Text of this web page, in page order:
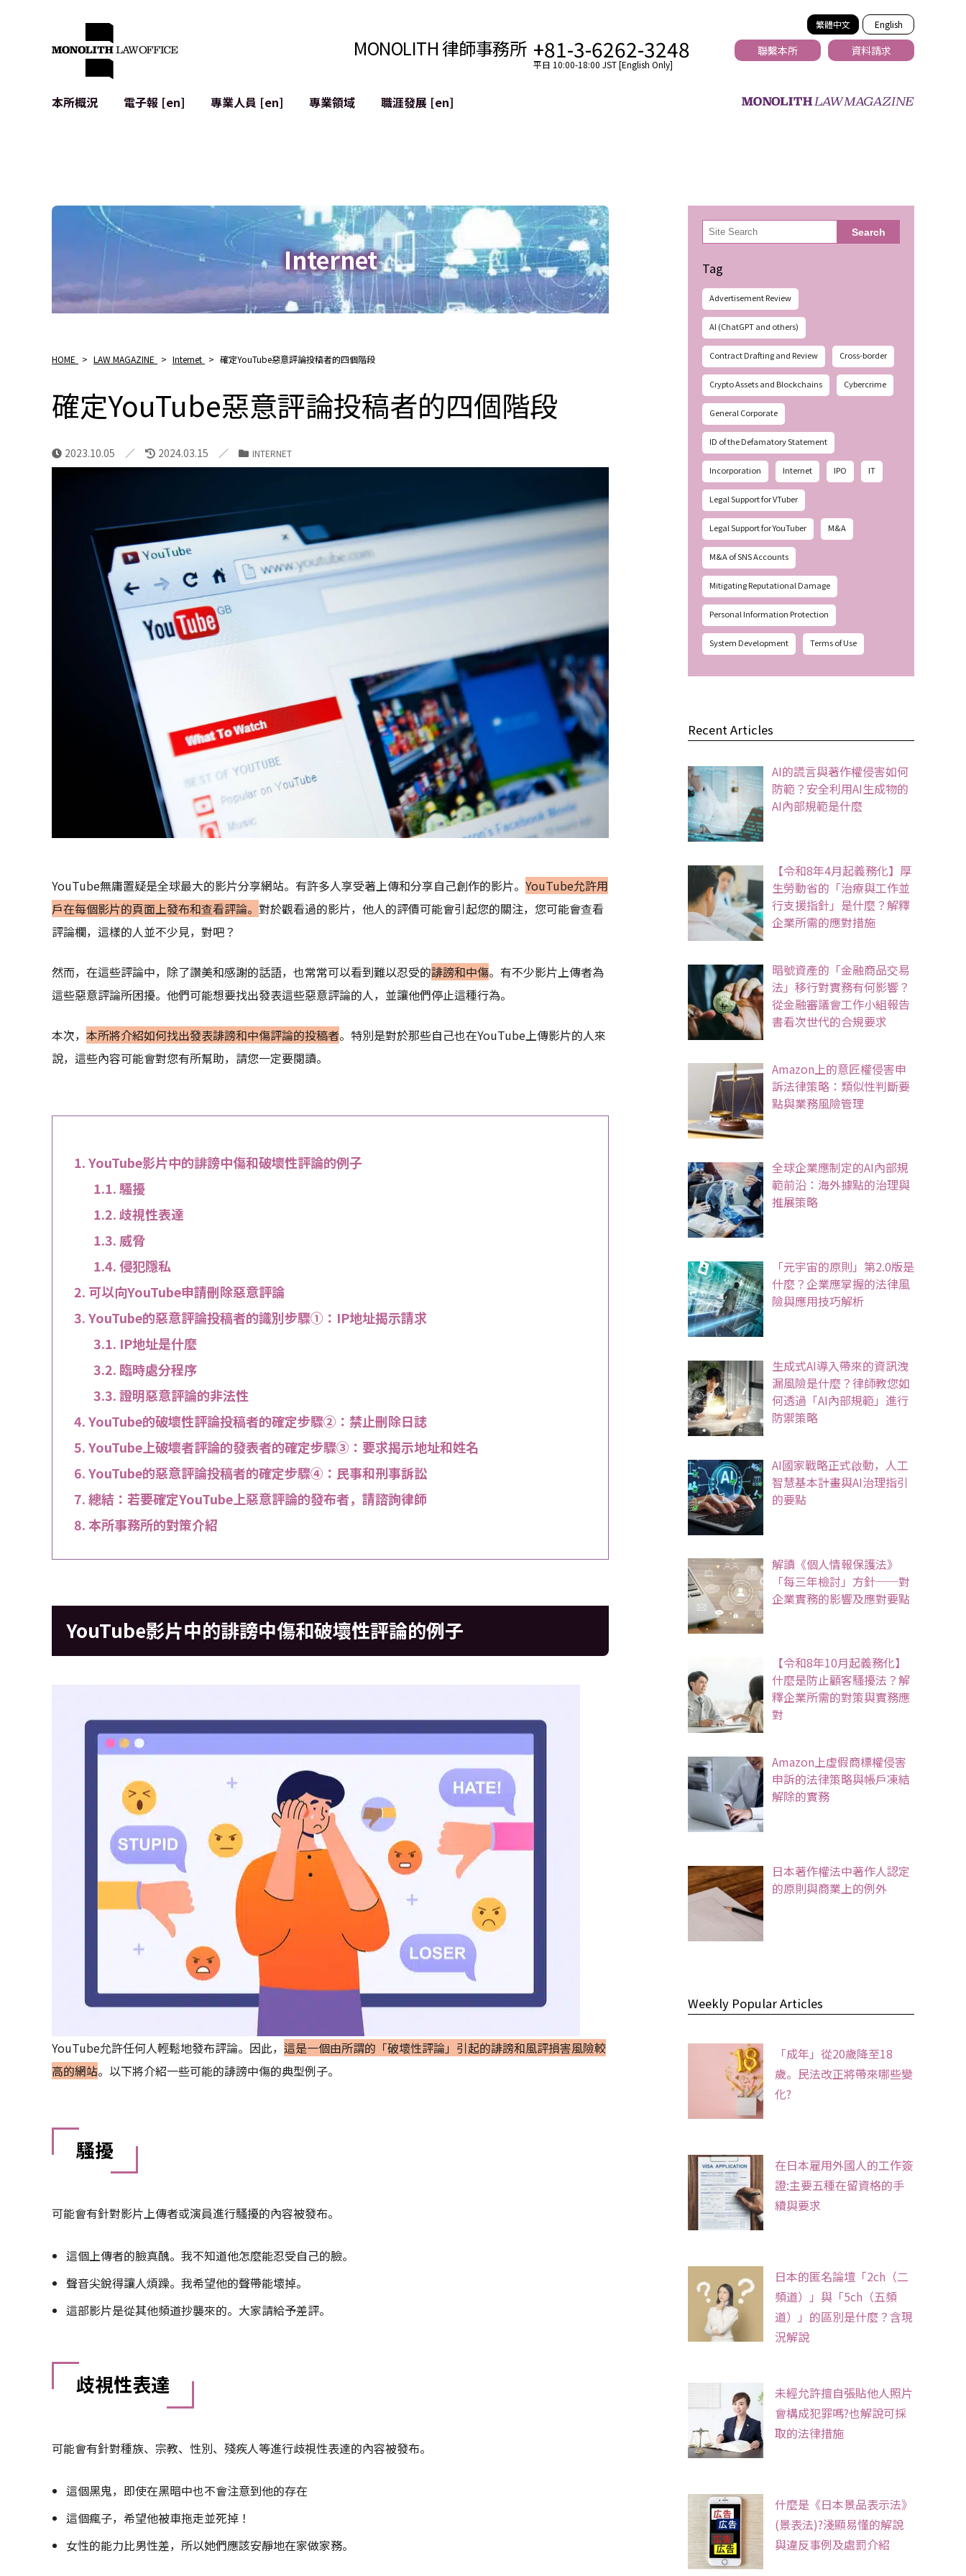
繁體中文 English
MONOLITH 律師事務所 +81-3-6262-3248
平日 10:00-18:00 JST [English Only]
聯繫本所 資料請求
本所概況
電子報 [en] 專業人員 [en]
專業領域
個人資料保護
AI（例如ChatGPT等)
網絡犯罪
緩解聲譽損害
職涯發展 [en]
Internet
HOME > LAW MAGAZINE > Internet > 確定YouTube惡意評論投稿者的四個階段
確定YouTube惡意評論投稿者的四個階段
2023.10.05 2024.03.15 INTERNET
YouTube無庸置疑是全球最大的影片分享網站。有許多人享受著上傳和分享自己創作的影片。 YouTube允許用
戶在每個影片的頁面上發布和查看評論。 對於觀看過的影片，他人的評價可能會引起您的關注，您可能會查看
評論欄，這樣的人並不少見，對吧？
然而，在這些評論中，除了讚美和感謝的話語，也常常可以看到難以忍受的誹謗和中傷。有不少影片上傳者為
這些惡意評論所困擾。他們可能想要找出發表這些惡意評論的人，並讓他們停止這種行為。
本次， 本所將介紹如何找出發表誹謗和中傷評論的投稿者。特別是對於那些自己也在YouTube上傳影片的人來
說，這些內容可能會對您有所幫助，請您一定要閱讀。
YouTube影片中的誹謗中傷和破壞性評論的例子
騷擾
歧視性表達
威脅
侵犯隱私
可以向YouTube申請刪除惡意評論
YouTube的惡意評論投稿者的識別步驟①：IP地址揭示請求
IP地址是什麼
臨時處分程序
證明惡意評論的非法性
YouTube的破壞性評論投稿者的確定步驟②：禁止刪除日誌
YouTube上破壞者評論的發表者的確定步驟③：要求揭示地址和姓名
YouTube的惡意評論投稿者的確定步驟④：民事和刑事訴訟
總結：若要確定YouTube上惡意評論的發布者，請諮詢律師
本所事務所的對策介紹
YouTube影片中的誹謗中傷和破壞性評論的例子
YouTube允許任何人輕鬆地發布評論。因此， 這是一個由所謂的「破壞性評論」引起的誹謗和風評損害風險較
高的網站。以下將介紹一些可能的誹謗中傷的典型例子。
騷擾
可能會有針對影片上傳者或演員進行騷擾的內容被發布。
這個上傳者的臉真醜。我不知道他怎麼能忍受自己的臉。
聲音尖銳得讓人煩躁。我希望他的聲帶能壞掉。
這部影片是從其他頻道抄襲來的。大家請給予差評。
歧視性表達
可能會有針對種族、宗教、性別、殘疾人等進行歧視性表達的內容被發布。
這個黑鬼，即使在黑暗中也不會注意到他的存在
這個瘋子，希望他被車拖走並死掉！
女性的能力比男性差，所以她們應該安靜地在家做家務。
検
索 Search
Tag
Advertisement Review
AI (ChatGPT and others)
Contract Drafting and Review Cross-border
Crypto Assets and Blockchains Cybercrime
General Corporate
ID of the Defamatory Statement
Incorporation Internet IPO IT
Legal Support for VTuber
Legal Support for YouTuber M&A
M&A of SNS Accounts
Mitigating Reputational Damage
Personal Information Protection
System Development Terms of Use
Recent Articles
AI的謊言與著作權侵害如何
防範？安全利用AI生成物的
AI內部規範是什麼
【令和8年4月起義務化】厚
生勞動省的「治療與工作並
行支援指針」是什麼？解釋
企業所需的應對措施
暗號資產的「金融商品交易
法」移行對實務有何影響？
從金融審議會工作小組報告
書看次世代的合規要求
Amazon上的意匠權侵害申
訴法律策略：類似性判斷要
點與業務風險管理
全球企業應制定的AI內部規
範前沿：海外據點的治理與
推展策略
「元宇宙的原則」第2.0版是
什麼？企業應掌握的法律風
險與應用技巧解析
生成式AI導入帶來的資訊洩
漏風險是什麼？律師教您如
何透過「AI內部規範」進行
防禦策略
AI國家戰略正式啟動，人工
智慧基本計畫與AI治理指引
的要點
解讀《個人情報保護法》
「每三年檢討」方針──對
企業實務的影響及應對要點
【令和8年10月起義務化】
什麼是防止顧客騷擾法？解
釋企業所需的對策與實務應
對
Amazon上虛假商標權侵害
申訴的法律策略與帳戶凍結
解除的實務
日本著作權法中著作人認定
的原則與商業上的例外
Weekly Popular Articles
「成年」從20歲降至18
歲。民法改正將帶來哪些變
化?
在日本雇用外國人的工作簽
證:主要五種在留資格的手
續與要求
日本的匿名論壇「2ch（二
頻道）」與「5ch（五頻
道）」的區別是什麼？含現
況解說
未經允許擅自張貼他人照片
會構成犯罪嗎?也解說可採
取的法律措施
什麼是《日本景品表示法》
(景表法)?淺顯易懂的解說
與違反事例及處罰介紹